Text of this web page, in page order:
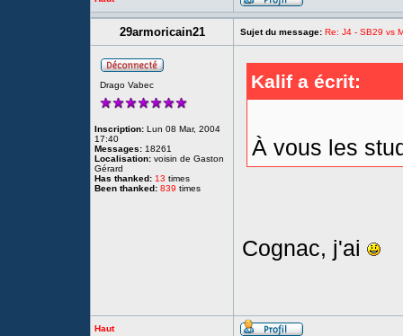
29armoricain21 Sujet du message: Re: J4 - SB29 vs
Drago Vabec
Inscription: Lun 08 Mar, 2004
17:40
Messages: 18261
Localisation: voisin de Gaston
Gérard
Has thanked: 13 times
Been thanked: 839 times
Kalif a écrit:
À vous les
Cognac, j'ai
Haut